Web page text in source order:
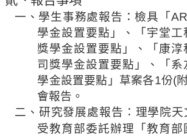
隊
政
一、學生事務處報告：檢具「
學金設置要點」、「 宇堂工
獎學金設置要點」、「康淳
司獎學金設置要點」、「系
學金設置要點」草案各1份(
會報告。
二、研究發展處報告：理學院
受教育部委託辦理「教育部